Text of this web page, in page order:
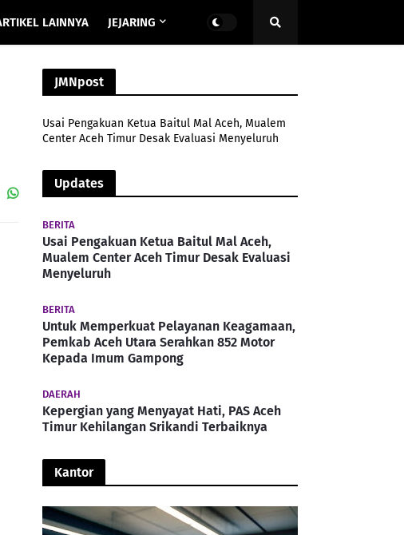
LAINNYA JEJARING
JMNpost
Usai Pengakuan Ketua Baitul Mal Aceh, Mualem
Center Aceh Timur Desak Evaluasi Menyeluruh
Updates
BERITA
Usai Pengakuan Ketua Baitul Mal Aceh,
Mualem Center Aceh Timur Desak Evaluasi
Menyeluruh
BERITA
Untuk Memperkuat Pelayanan Keagamaan,
Pemkab Aceh Utara Serahkan 852 Motor
Kepada Imum Gampong
DAERAH
Kepergian yang Menyayat Hati, PAS Aceh
Timur Kehilangan Srikandi Terbaiknya
Kantor